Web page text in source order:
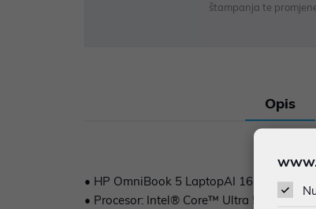
štampanja te
Opis
• HP OmniBook 5 LaptopAI 16-
• Procesor: Intel® Core™ Ultra 5 225U